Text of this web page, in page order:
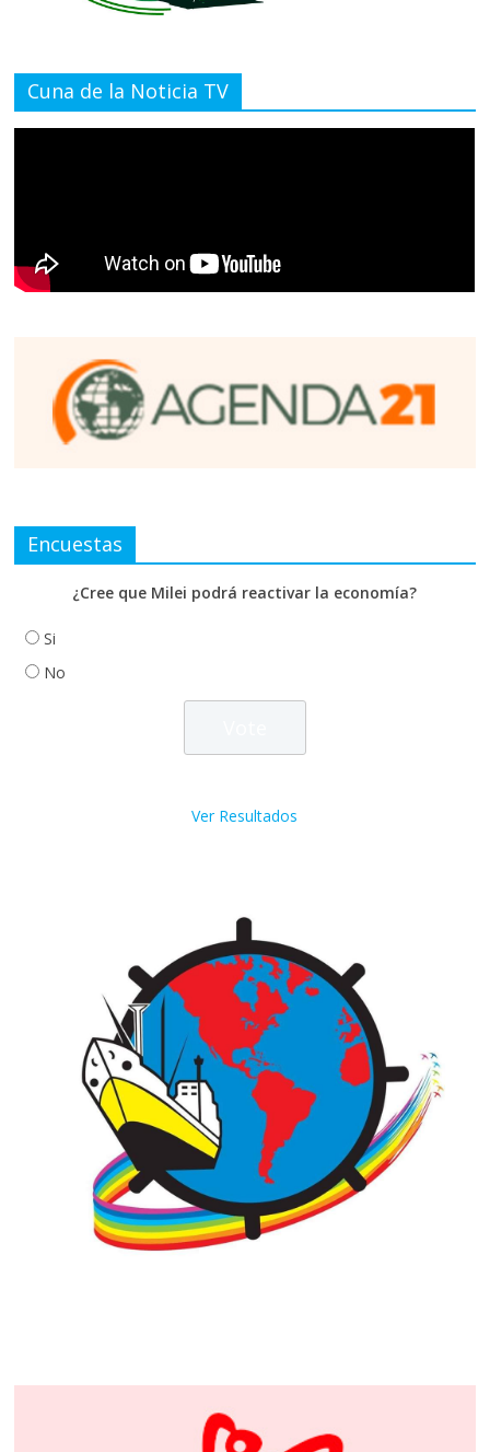
Cuna de la Noticia TV
Encuestas
¿Cree que Milei podrá reactivar la economía?
Si
No
Ver Resultados